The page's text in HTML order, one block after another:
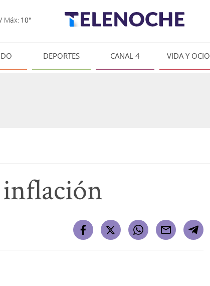
/ Máx: 10°
DEPORTES CANAL 4 VIDA Y OCIO